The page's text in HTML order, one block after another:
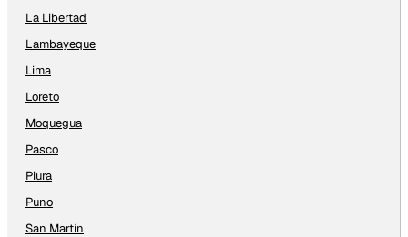
La Libertad
Lambayeque
Lima
Loreto
Moquegua
Pasco
Piura
Puno
San Martín